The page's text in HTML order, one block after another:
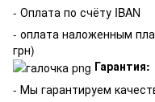
- Оплата по счёту IBAN
- оплата наложенным
грн)
Гарантия:
- Мы гарантируем